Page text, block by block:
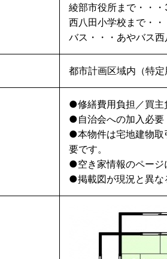
綾部市役所まで・・
西八田小学校まで・
バス・・・あやバス
都市計画区域内（特定
●修繕費用負担／買主
●自治会への加入必要
●本物件は宅地建物取
要です。
●空き家情報のページ
●掲載図が現況と異な